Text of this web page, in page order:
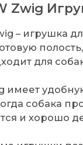
Zwig
– игрушка
для
имеет
собака
и хорошо